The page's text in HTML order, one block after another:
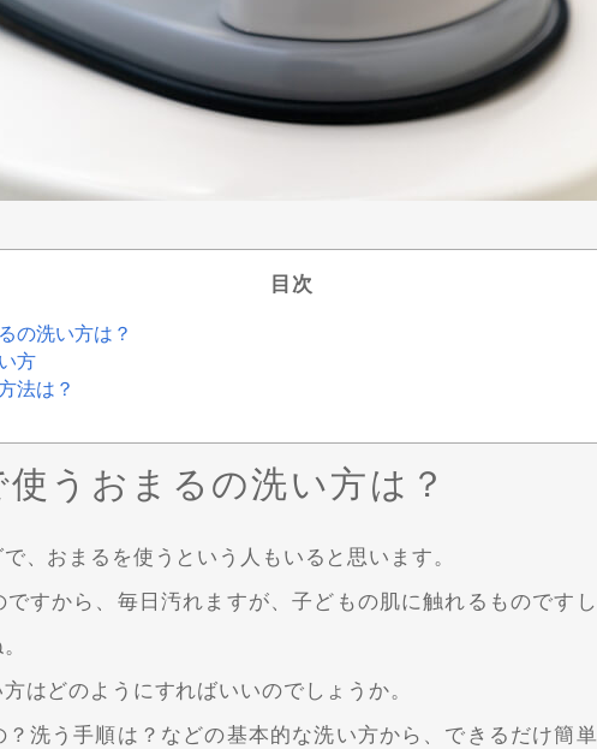
目次
の洗い方は？
方
法は？
使うおまるの洗い方は？
、おまるを使うという人もいると思います。
すから、毎日汚れますが、子どもの肌に触れるものです
はどのようにすればいいのでしょうか。
洗う手順は？などの基本的な洗い方から、できるだけ簡